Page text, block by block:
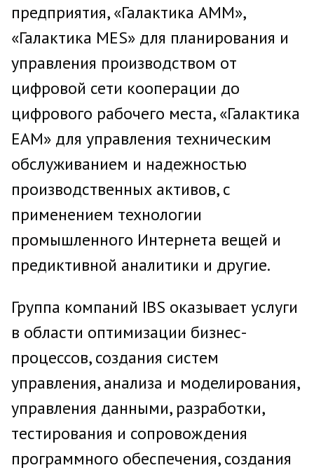
предприятия, «Галактика АММ»,
«Галактика MES» для планирования и
управления производством от
цифровой сети кооперации до
цифрового рабочего места, «Галактика
ЕАМ» для управления техническим
обслуживанием и надежностью
производственных активов, с
применением технологии
промышленного Интернета вещей и
предиктивной аналитики и другие.
Группа компаний IBS оказывает услуги
в области оптимизации бизнес-
процессов, создания систем
управления, анализа и моделирования,
управления данными, разработки,
тестирования и сопровождения
программного обеспечения, создания